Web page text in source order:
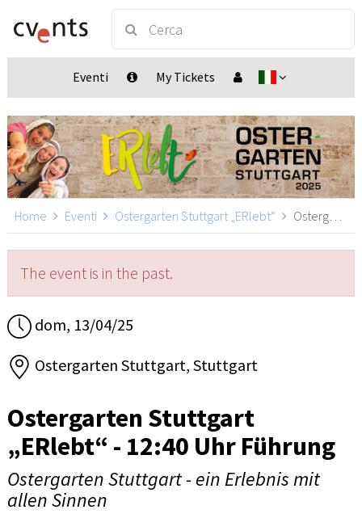
Eventi My Tickets
Home Eventi Ostergarten Stuttgart „ERlebt“ Ostergarten Stuttgart „ERlebt“ - 12:40 Uhr Führung, Stuttgart
The event is in the past.
dom, 13/04/25
Ostergarten Stuttgart, Stuttgart
Ostergarten Stuttgart
„ERlebt“ - 12:40 Uhr Führung
Ostergarten Stuttgart - ein Erlebnis mit
allen Sinnen